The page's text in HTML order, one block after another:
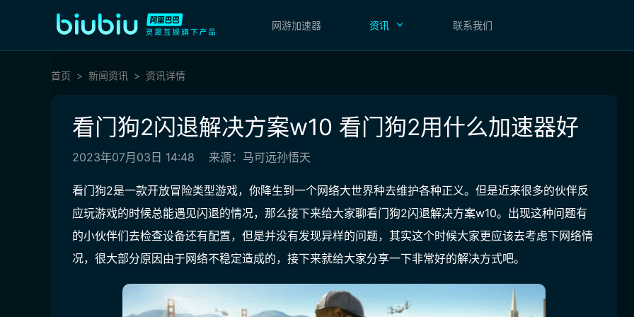
网游加速器 资讯 联系我们
首页 新闻资讯 资讯详情
看门狗2闪退解决方案w10 看门狗2用什么加速器好
2023年07月03日 14:48 来源：马可远孙悟天
看门狗2是一款开放冒险类型游戏，你降生到一个网络大世界种去维护各种正义。但是近来很多的伙伴反
应玩游戏的时候总能遇见闪退的情况，那么接下来给大家聊看门狗2闪退解决方案w10。出现这种问题有
的小伙伴们去检查设备还有配置，但是并没有发现异样的问题，其实这个时候大家更应该去考虑下网络情
况，很大部分原因由于网络不稳定造成的，接下来就给大家分享一下非常好的解决方式吧。